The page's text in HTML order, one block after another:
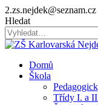
2.zs.nejdek@seznam.cz
Hledat
Domů
Škola
Třídy I. a